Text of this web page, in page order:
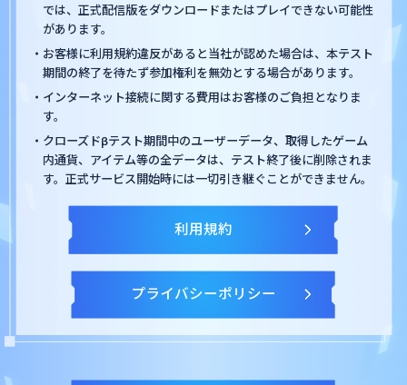
では、正式配信版をダウンロードまたはプレイできない可能性
があります。
・お客様に利用規約違反があると当社が認めた場合は、本テスト
期間の終了を待たず参加権利を無効とする場合があります。
・インターネット接続に関する費用はお客様のご負担となりま
す。
・クローズドβテスト期間中のユーザーデータ、取得したゲーム
内通貨、アイテム等の全データは、テスト終了後に削除されま
す。正式サービス開始時には一切引き継ぐことができません。
利用規約
プライバシーポリシー